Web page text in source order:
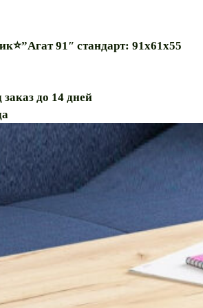
91″ стандарт: 91х61х55
до 14 дней